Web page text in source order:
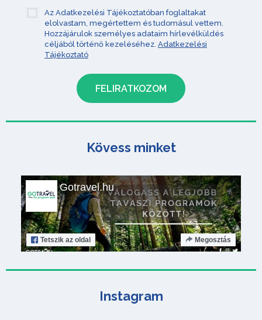
Az Adatkezelési Tájékoztatóban foglaltakat
elolvastam, megértettem és tudomásul vettem.
Hozzájárulok személyes adataim hírlevélküldés
céljából történő kezeléséhez. Adatkezelési
Tájékoztató
Kövess minket
Gotravel.hu
Tetszik az oldal Megosztás
Instagram